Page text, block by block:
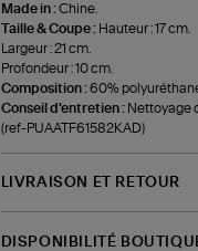
Made in :Chine.
Taille & Coupe : Hauteur : 17 cm.
Largeur : 21 cm.
Profondeur : 10 cm.
Composition :60%
Conseil d'entretien : Nettoyage
(ref-PUAATF61582KAD)
LIVRAISON ET RETOUR
DISPONIBILITÉ